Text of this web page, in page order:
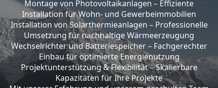
Montage von Photovoltaikanlagen – Effiziente
Installation für Wohn- und Gewerbeimmobilien
Installation von Solarthermieanlagen – Professionelle
Umsetzung für nachhaltige Wärmeerzeugung
Wechselrichter und Batteriespeicher – Fachgerechter
Einbau für optimierte Energienutzung
Projektunterstützung & Flexibilität – Skalierbare
Kapazitäten für Ihre Projekte